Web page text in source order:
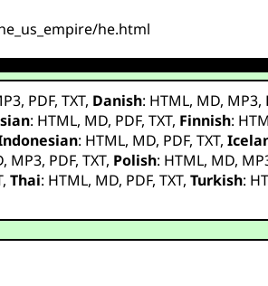
he.html
, PDF,TXT, Danish: HTML, MD, MP3,
: HTML, MD, PDF,TXT, Finnish:
: HTML, MD, PDF,TXT,
, MP3, PDF,TXT, Polish: HTML, MD,
,Thai: HTML, MD, PDF,TXT,Turkish: